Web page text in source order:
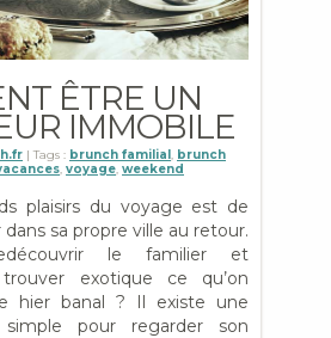
ÊTRE UN
IMMOBILE
| Tags : brunch familial, brunch
, voyage, weekend
plaisirs du voyage est de
sa propre ville au retour.
le familier et
exotique ce qu’on
hier banal ? Il existe une
pour regarder son